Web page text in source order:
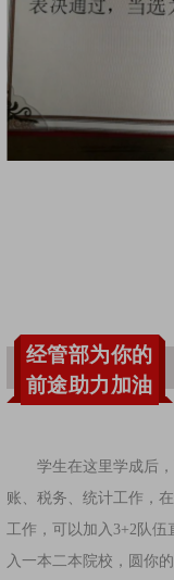
经管部为你的
前途助力加油
学生在这里学成后
账、税务、统计工作，
工作，可以加入3+2队
入一本二本院校，圆你的